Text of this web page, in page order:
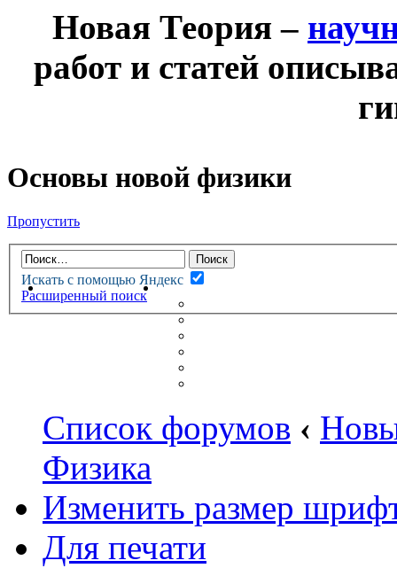
Новая Теория –
работ и статей
Основы новой физики
Пропустить
Искать с помощью Яндекс
Расширенный поиск
НОВАЯ ТЕОРИЯФОРУМ
НЕПРОЧИТАННЫЕ
Список форумов ‹
Физика
Изменить размер
Для печати